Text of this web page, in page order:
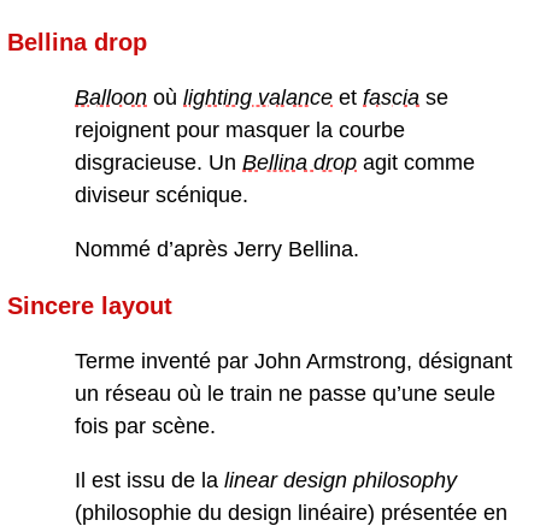
Bellina drop
Balloon où lighting valance et fascia se
rejoignent pour masquer la courbe
disgracieuse. Un Bellina drop agit comme
diviseur scénique.
Nommé d’après Jerry Bellina.
Sincere layout
Terme inventé par John Armstrong, désignant
un réseau où le train ne passe qu’une seule
fois par scène.
Il est issu de la linear design philosophy
(philosophie du design linéaire) présentée en